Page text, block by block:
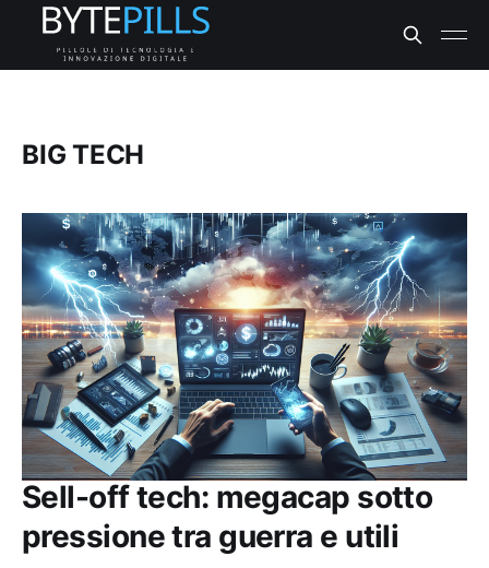
BIG TECH
Sell-off tech: megacap sotto
pressione tra guerra e utili